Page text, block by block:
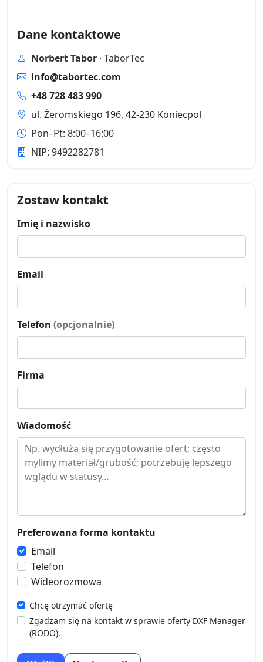
Dane kontaktowe
Norbert Tabor · TaborTec
info@tabortec.com
+48 728 483 990
ul. Żeromskiego 196, 42-230 Koniecpol
Pon–Pt: 8:00–16:00
NIP: 9492282781
Zostaw kontakt
Imię i nazwisko
Email
Telefon (opcjonalnie)
Firma
Wiadomość
Preferowana forma kontaktu
Email
Telefon
Wideorozmowa
Chcę otrzymać ofertę
Zgadzam się na kontakt w sprawie oferty DXF Manager
(RODO).